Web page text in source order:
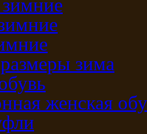
зима
женская